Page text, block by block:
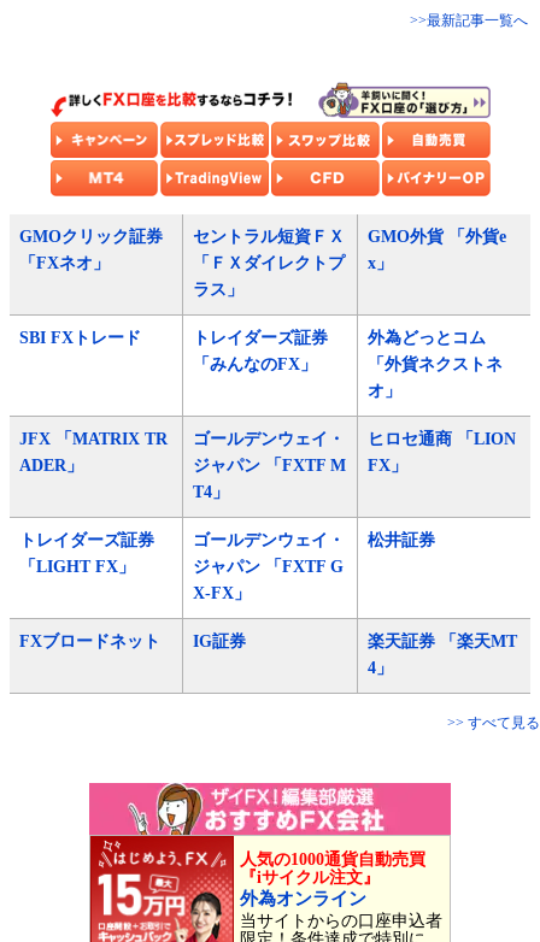
>>最新記事一覧へ
GMOクリック証券
「FXネオ」
セントラル短資ＦＸ
「ＦＸダイレクトプ
ラス」
GMO外貨 「外貨e
x」
SBI FXトレード
トレイダーズ証券
「みんなのFX」
外為どっとコム
「外貨ネクストネ
オ」
JFX 「MATRIX TR
ADER」
ゴールデンウェイ・
ジャパン 「FXTF M
T4」
ヒロセ通商 「LION
FX」
トレイダーズ証券
「LIGHT FX」
ゴールデンウェイ・
ジャパン 「FXTF G
X-FX」
松井証券
FXブロードネット IG証券
楽天証券 「楽天MT
4」
>> すべて見る
人気の1000通貨自動売買
『iサイクル注文』
外為オンライン
当サイトからの口座申込者